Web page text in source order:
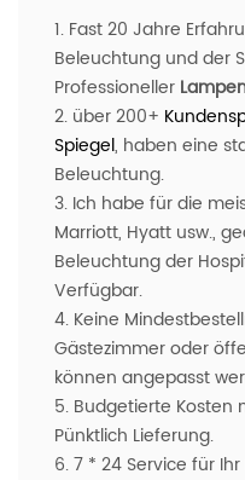
1. Fast 20 Jahre
Beleuchtung und der
Professioneller
2. über 200+
Spiegel, haben eine
Beleuchtung.
3. Ich habe für die
Marriott, Hyatt usw.,
Beleuchtung der
Verfügbar.
4. Keine
Gästezimmer oder
können angepasst
5. Budgetierte
Pünktlich Lieferung.
6. 7 * 24 Service für